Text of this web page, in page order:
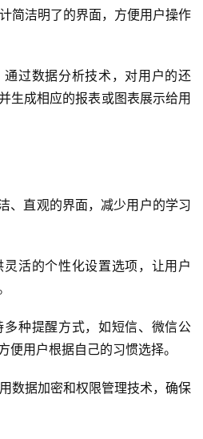
简洁明了的界面，方便用户操作
过数据分析技术，对用户的还
生成相应的报表或图表展示给用
、直观的界面，减少用户的学习
活的个性化设置选项，让用户
种提醒方式，如短信、微信公
便用户根据自己的习惯选择。
数据加密和权限管理技术，确保